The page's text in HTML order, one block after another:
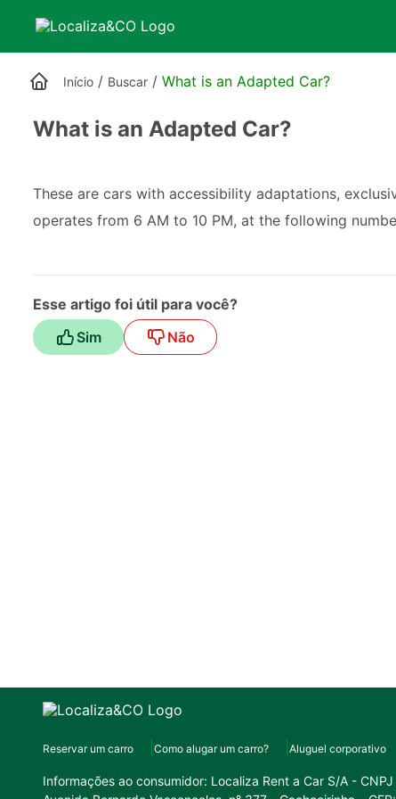
Início / Buscar / What is an Adapted Car?
What is an Adapted Car?
These are cars with accessibility adaptations,
operates from 6 AM to 10 PM, at the following
Esse artigo foi útil para você?
Sim
Não
Reservar um carro Como alugar um carro? Aluguel corporativo
Informações ao consumidor: Localiza Rent a Car S/A -